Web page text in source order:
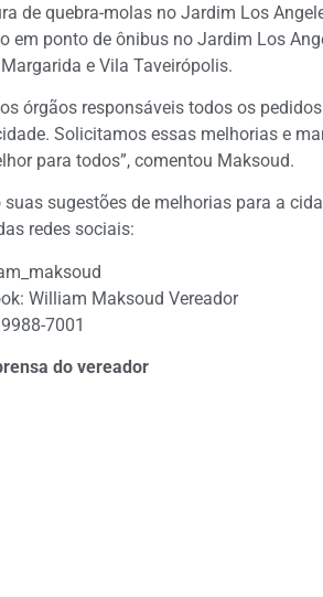
de quebra-molas no Jardim Los
em ponto de ônibus no Jardim Los
e Vila Taveirópolis.
órgãos responsáveis todos os
Solicitamos essas melhorias e
para todos”, comentou Maksoud.
suas sugestões de melhorias para a
redes sociais:
William Maksoud Vereador
7001
do vereador